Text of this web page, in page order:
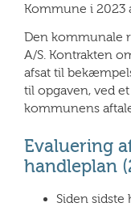
Kommune i 2023
Den kommunale
A/S. Kontrakten
afsat til
til opgaven, ved
kommunens
Evaluering
handleplan
Siden sidste